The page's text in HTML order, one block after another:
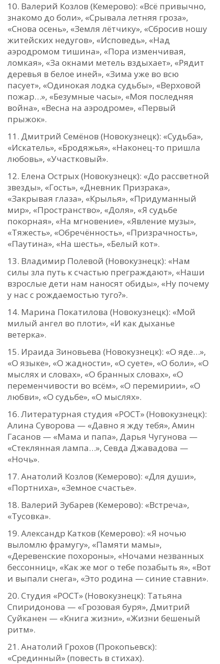
Валерий Козлов (Кемерово): «Всё привычно,
знакомо до боли», «Срывала летняя гроза»,
«Снова осень», «Земля лётчику», «Сбросив ношу
житейских недугов», «Исповедь», «Над
аэродромом тишина», «Пора изменчивая,
ломкая», «За окнами метель вздыхает», «Рядит
деревья в белое иней», «Зима уже во всю
пасует», «Одинокая лодка судьбы», «Верховой
пожар…», «Безумные часы», «Моя последняя
война», «Весна на аэродроме», «Первый
прыжок».
Дмитрий Семёнов (Новокузнецк): «Судьба»,
«Искатель», «Бродяжья», «Наконец-то пришла
любовь», «Участковый».
Елена Острых (Новокузнецк): «До рассветной
звезды», «Гость», «Дневник Призрака»,
«Закрывая глаза», «Крылья», «Придуманный
мир», «Пространство», «Доля», «Я судьбе
покорная», «На мгновение», «Явление музы»,
«Тяжесть», «Обречённость», «Призрачность»,
«Паутина», «На шесть», «Белый кот».
Владимир Полевой (Новокузнецк): «Нам
силы зла путь к счастью преграждают», «Наши
взрослые дети нам наносят обиды», «Ну почему
у нас с рождаемостью туго?».
Марина Покатилова (Новокузнецк): «Мой
милый ангел во плоти», «И как дыханье
ветерка».
Ираида Зиновьева (Новокузнецк): «О яде…»,
«О языке», «О жадности», «О суете», «О боли», «О
мыслях и словах», «О бранных словах», «О
переменчивости во всём», «О перемирии», «О
любви», «О судьбе», «О мыслях».
Литературная студия «РОСТ» (Новокузнецк):
Алина Суворова — «Давно я жду тебя», Амин
Гасанов — «Мама и папа», Дарья Чугунова —
«Стеклянная лампа…», Севда Джавадова —
«Ночь».
Анатолий Козлов (Кемерово): «Для души»,
«Портниха», «Земное счастье».
Валерий Зубарев (Кемерово): «Встреча»,
«Тусовка».
Александр Катков (Кемерово): «Я ночью
выломлю фрамугу», «Памяти мамы»,
«Деревенские похороны», «Ночами незванных
бессонниц», «Как же мог о тебе позабыть я», «Вот
и выпали снега», «Это родина — синие ставни».
Студия «РОСТ» (Новокузнецк): Татьяна
Спиридонова — «Грозовая буря», Дмитрий
Суйканен — «Книга жизни», «Жизни бешеный
ритм».
Анатолий Грохов (Прокопьевск):
«Срединный» (повесть в стихах).